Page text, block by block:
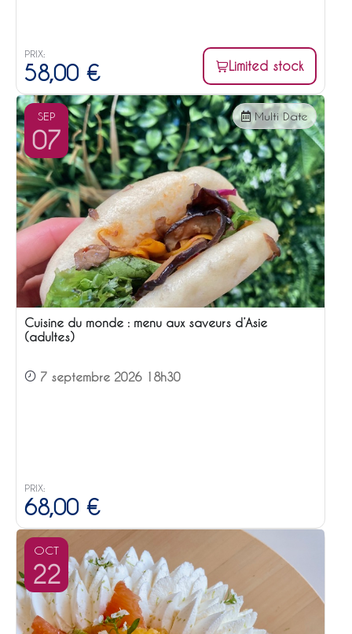
PRIX:
58,00 € Limited stock
SEP
07
Multi Date
Cuisine du monde : menu aux saveurs d’Asie
(adultes)
7 septembre 2026 18h30
PRIX:
68,00 €
OCT
22